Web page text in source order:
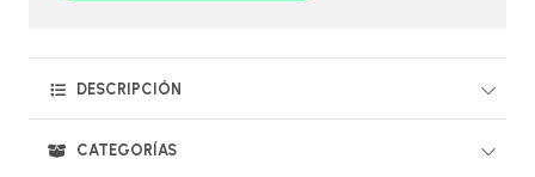
DESCRIPCIÓN
CATEGORÍAS